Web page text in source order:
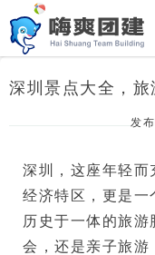
深圳景点大全，
发
深圳，这座年轻而
经济特区，更是一
历史于一体的旅游
会，还是亲子旅游